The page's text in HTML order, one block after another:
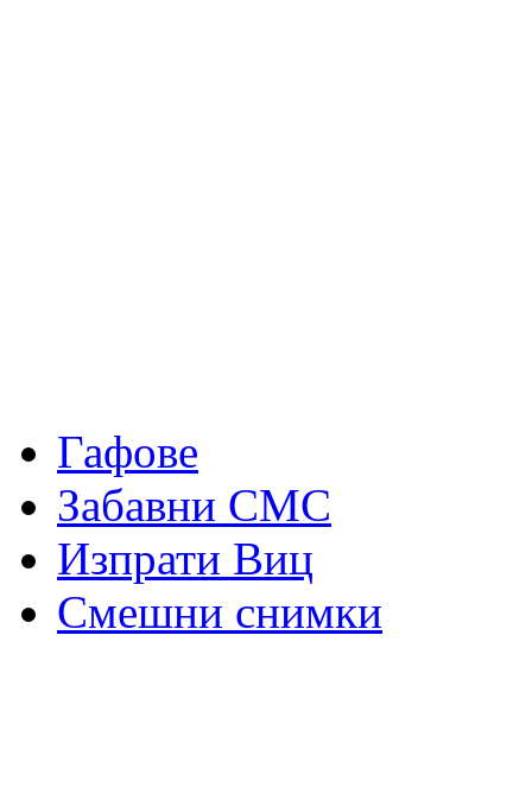
Гафове
Забавни СМС
Изпрати Виц
Смешни снимки